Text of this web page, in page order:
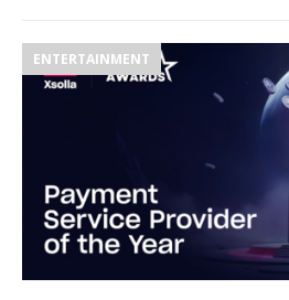
ENTERTAINMENT